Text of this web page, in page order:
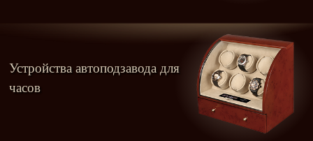
Устройства автоподзавода для
часов